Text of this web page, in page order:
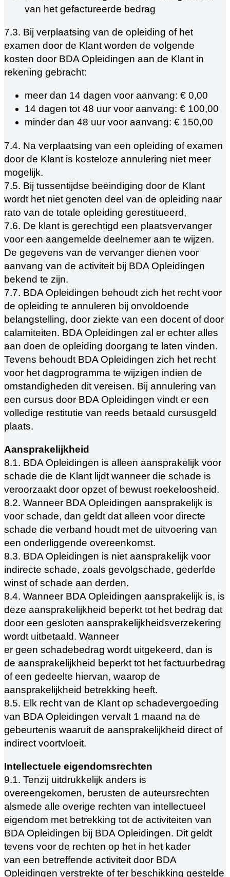
van het gefactureerde bedrag
7.3. Bij verplaatsing van de opleiding of het
examen door de Klant worden de volgende
kosten door BDA Opleidingen aan de Klant in
rekening gebracht:
meer dan 14 dagen voor aanvang: € 0,00
14 dagen tot 48 uur voor aanvang: € 100,00
minder dan 48 uur voor aanvang: € 150,00
7.4. Na verplaatsing van een opleiding of examen
door de Klant is kosteloze annulering niet meer
mogelijk.
7.5. Bij tussentijdse beëindiging door de Klant
wordt het niet genoten deel van de opleiding naar
rato van de totale opleiding gerestitueerd,
7.6. De klant is gerechtigd een plaatsvervanger
voor een aangemelde deelnemer aan te wijzen.
De gegevens van de vervanger dienen voor
aanvang van de activiteit bij BDA Opleidingen
bekend te zijn.
7.7. BDA Opleidingen behoudt zich het recht voor
de opleiding te annuleren bij onvoldoende
belangstelling, door ziekte van een docent of door
calamiteiten. BDA Opleidingen zal er echter alles
aan doen de opleiding doorgang te laten vinden.
Tevens behoudt BDA Opleidingen zich het recht
voor het dagprogramma te wijzigen indien de
omstandigheden dit vereisen. Bij annulering van
een cursus door BDA Opleidingen vindt er een
volledige restitutie van reeds betaald cursusgeld
plaats.
Aansprakelijkheid
8.1. BDA Opleidingen is alleen aansprakelijk voor
schade die de Klant lijdt wanneer die schade is
veroorzaakt door opzet of bewust roekeloosheid.
8.2. Wanneer BDA Opleidingen aansprakelijk is
voor schade, dan geldt dat alleen voor directe
schade die verband houdt met de uitvoering van
een onderliggende overeenkomst.
8.3. BDA Opleidingen is niet aansprakelijk voor
indirecte schade, zoals gevolgschade, gederfde
winst of schade aan derden.
8.4. Wanneer BDA Opleidingen aansprakelijk is, is
deze aansprakelijkheid beperkt tot het bedrag dat
door een gesloten aansprakelijkheidsverzekering
wordt uitbetaald. Wanneer
er geen schadebedrag wordt uitgekeerd, dan is
de aansprakelijkheid beperkt tot het factuurbedrag
of een gedeelte hiervan, waarop de
aansprakelijkheid betrekking heeft.
8.5. Elk recht van de Klant op schadevergoeding
van BDA Opleidingen vervalt 1 maand na de
gebeurtenis waaruit de aansprakelijkheid direct of
indirect voortvloeit.
Intellectuele eigendomsrechten
9.1. Tenzij uitdrukkelijk anders is
overeengekomen, berusten de auteursrechten
alsmede alle overige rechten van intellectueel
eigendom met betrekking tot de activiteiten van
BDA Opleidingen bij BDA Opleidingen. Dit geldt
tevens voor de rechten op het in het kader
van een betreffende activiteit door BDA
Opleidingen verstrekte of ter beschikking gestelde